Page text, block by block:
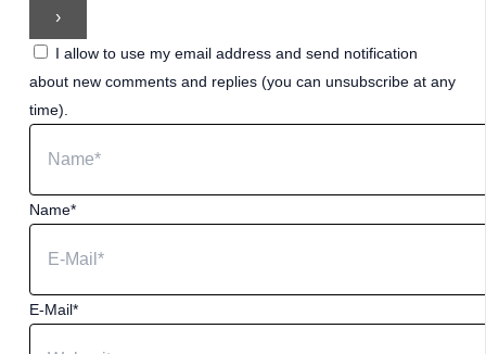
I allow to use my email address and send notification
about new comments and replies (you can unsubscribe at any
time).
Name*
E-Mail*